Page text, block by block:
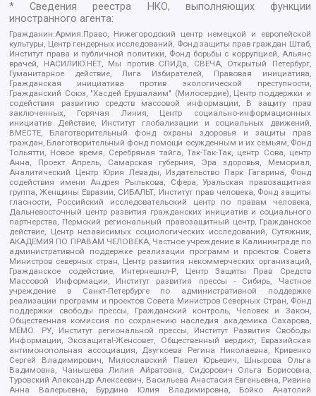
* Сведения реестра НКО, выполняющих функции
иностранного агента:
Гражданин.Армия.Право, Нижегородский центр немецкой и европейской
культуры, Центр гендерных исследований, Фонд защиты прав граждан Штаб,
Институт права и публичной политики, Фонд борьбы с коррупцией, Альянс
врачей, НАСИЛИЮ.НЕТ, Мы против СПИДа, СВЕЧА, Открытый Петербург,
Гуманитарное действие, Лига Избирателей, Правовая инициатива,
Гражданская инициатива против экологической преступности,
Гражданский Союз, "Хасдей Ерушалаим" (Милосердие), Центр поддержки и
содействия развитию средств массовой информации, В защиту прав
заключенных, Горячая Линия, Центр социально-информационных
инициатив Действие, Институт глобализации и социальных движений,
ВМЕСТЕ, Благотворительный фонд охраны здоровья и защиты прав
граждан, Благотворительный фонд помощи осужденным и их семьям, Фонд
Тольятти, Новое время, Серебряная тайга, Так-Так-Так, центр Сова, центр
Анна, Проект Апрель, Самарская губерния, Эра здоровья, Мемориал,
Аналитический Центр Юрия Левады, Издательство Парк Гагарина, Фонд
содействия имени Андрея Рылькова, Сфера, Уральская правозащитная
группа, Женщины Евразии, СИБАЛЬТ, Институт прав человека, Фонд защиты
гласности, Российский исследовательский центр по правам человека,
Дальневосточный центр развития гражданских инициатив и социального
партнерства, Пермский региональный правозащитный центр, Гражданское
действие, Центр независимых социологических исследований, Сутяжник,
АКАДЕМИЯ ПО ПРАВАМ ЧЕЛОВЕКА, Частное учреждение в Калининграде по
административной поддержке реализации программ и проектов Совета
Министров северных стран, Центр развития некоммерческих организаций,
Гражданское содействие, Интернешнл-Р, Центр Защиты Прав Средств
Массовой Информации, Институт развития прессы - Сибирь, Частное
учреждение в Санкт-Петербурге по административной поддержке
реализации программ и проектов Совета Министров Северных Стран, Фонд
поддержки свободы прессы, Гражданский контроль, Человек и Закон,
Общественная комиссия по сохранению наследия академика Сахарова,
МЕМО. РУ, Институт региональной прессы, Институт Развития Свободы
Информации, Экозащита!-Женсовет, Общественный вердикт, Евразийская
антимонопольная ассоциация, Дзугкоева Регина Николаевна, Кривенко
Сергей Владимирович, Милославский Павел Юрьевич, Шнырова Ольга
Вадимовна, Чанышева Лилия Айратовна, Сидорович Ольга Борисовна,
Туровский Александр Алексеевич, Васильева Анастасия Евгеньевна, Ривина
Анна Валерьевна, Бурдина Юлия Владимировна, Бойко Анатолий